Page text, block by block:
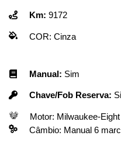
Km: 9172
COR: Cinza
Manual: Sim
Chave/Fob Reserva:
Motor: Milwaukee-
Câmbio: Manual 6